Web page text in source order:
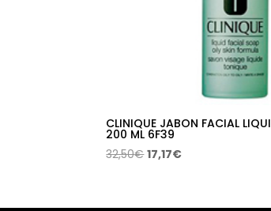
CLINIQUE JABON FACIAL
200 ML 6F39
32,50€El
17,17€El